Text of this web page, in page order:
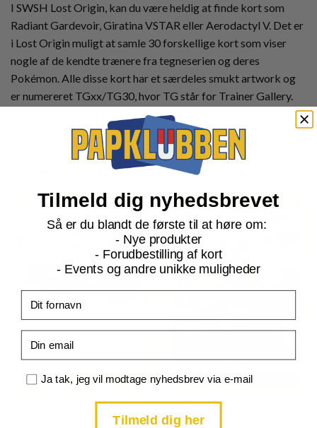
I SWSH Lost Origin, kan du være heldig at finde kort som
Radiant Gardevoir, Giratina VSTAR eller Aerodactyl V. Det er
i Lost Origin muligt at samle 30 forskellige kort som viser
nogle af de kendte trænere fra tegneserien og deres
Pokémon. Alle disse kort har et særdeles smukt artwork og
er numereret TGxx/TG30, hvor TG står for Trainer Gallery.
Relaterede produkter
SWSH Lost Origin
Mr. Mime - 67/196
Tilmeld dig nyhedsbrevet
Så er du blandt de første til at høre om:
- Nye produkter
- Forudbestilling af kort
- Events og andre unikke muligheder
Samtykke
Ja tak, jeg vil modtage nyhedsbrev via e-mail
Tilmeld dig her